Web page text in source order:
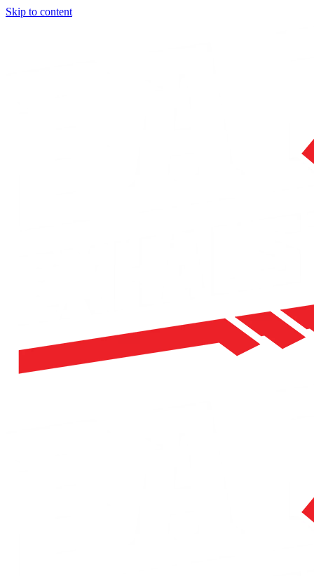
Skip to content